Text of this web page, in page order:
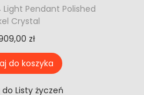
Pendant Polished
Crystal
zł
do koszyka
Listy życzeń